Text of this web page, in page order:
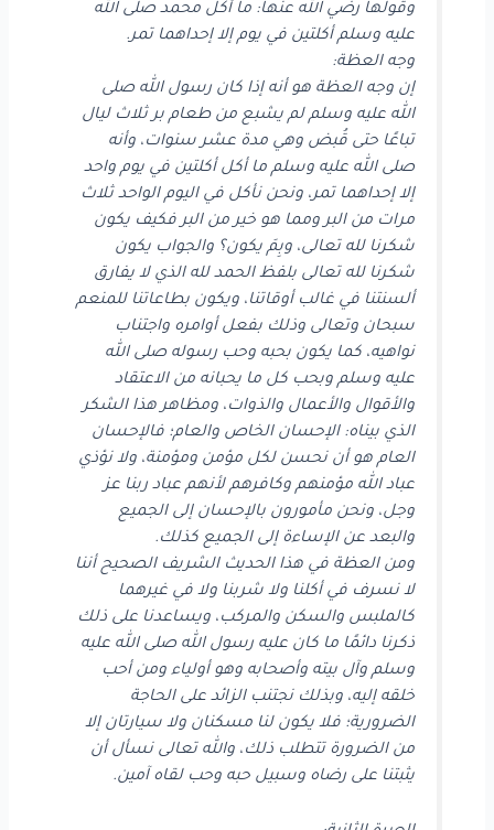
وقولها رضي الله عنها: ما أكل محمد صلى الله
عليه وسلم أكلتين في يوم إلا إحداهما تمر.
وجه العظة:
إن وجه العظة هو أنه إذا كان رسول الله صلى
الله عليه وسلم لم يشبع من طعام بر ثلاث ليال
تباعًا حتى قُبض وهي مدة عشر سنوات، وأنه
صلى الله عليه وسلم ما أكل أكلتين في يوم واحد
إلا إحداهما تمر، ونحن نأكل في اليوم الواحد ثلاث
مرات من البر ومما هو خير من البر فكيف يكون
شكرنا لله تعالى، وبِمَ يكون؟ والجواب يكون
شكرنا لله تعالى بلفظ الحمد لله الذي لا يفارق
ألسنتنا في غالب أوقاتنا، ويكون بطاعاتنا للمنعم
سبحان وتعالى وذلك بفعل أوامره واجتناب
نواهيه، كما يكون بحبه وحب رسوله صلى الله
عليه وسلم وبحب كل ما يحبانه من الاعتقاد
والأقوال والأعمال والذوات، ومظاهر هذا الشكر
الذي بيناه: الإحسان الخاص والعام؛ فالإحسان
العام هو أن نحسن لكل مؤمن ومؤمنة، ولا نؤذي
عباد الله مؤمنهم وكافرهم لأنهم عباد ربنا عز
وجل، ونحن مأمورون بالإحسان إلى الجميع
والبعد عن الإساءة إلى الجميع كذلك.
ومن العظة في هذا الحديث الشريف الصحيح أننا
لا نسرف في أكلنا ولا شربنا ولا في غيرهما
كالملبس والسكن والمركب، ويساعدنا على ذلك
ذكرنا دائمًا ما كان عليه رسول الله صلى الله عليه
وسلم وآل بيته وأصحابه وهو أولياء ومن أحب
خلقه إليه، وبذلك نجتنب الزائد على الحاجة
الضرورية؛ فلا يكون لنا مسكنان ولا سيارتان إلا
من الضرورة تتطلب ذلك، والله تعالى نسأل أن
يثبتنا على رضاه وسبيل حبه وحب لقاه آمين.